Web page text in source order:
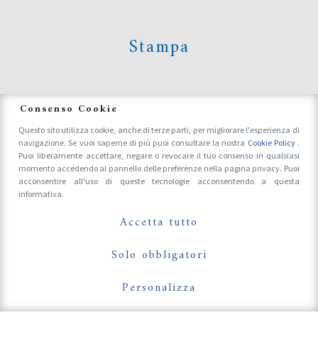
Stampa
Accrediti Stampa e Fotografi
Follow Us On
Consenso Cookie
Questo sito utilizza cookie, anche di terze parti, per migliorare l'esperienza di
navigazione. Se vuoi saperne di più puoi consultare la nostra Cookie Policy .
Puoi liberamente accettare, negare o revocare il tuo consenso in qualsiasi
momento accedendo al pannello delle preferenze nella pagina privacy. Puoi
acconsentire all'uso di queste tecnologie acconsentendo a questa
informativa.
Accetta tutto
Solo obbligatori
Personalizza